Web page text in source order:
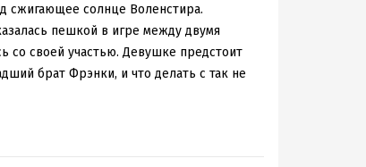
сжигающее солнце Воленстира.
пешкой в игре между двумя
со своей участью. Девушке предстоит
брат Фрэнки, и что делать с так не